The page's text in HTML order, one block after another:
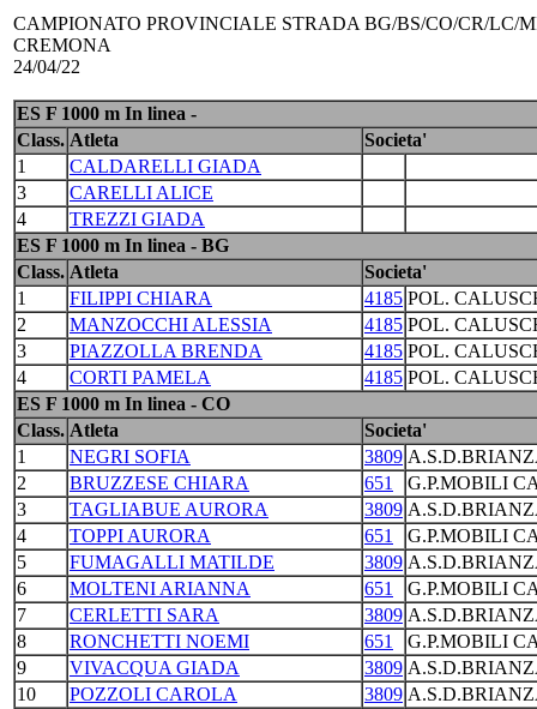
CAMPIONATO PROVINCIALE STRADA BG/BS/CO/CR/LC/
CREMONA
24/04/22
ES F 1000 m In linea -
Class. Atleta
Societa'
1
CALDARELLI GIADA
3
CARELLI ALICE
4
TREZZI GIADA
ES F 1000 m In linea - BG
Class. Atleta
Societa'
1
FILIPPI CHIARA 4185 POL.
2
MANZOCCHI ALESSIA 4185 POL.
3
PIAZZOLLA BRENDA 4185 POL.
4
CORTI PAMELA 4185 POL.
ES F 1000 m In linea - CO
Class. Atleta
Societa'
1
NEGRI SOFIA 3809
2
BRUZZESE CHIARA 651
G.P.MOBILI
3
TAGLIABUE AURORA 3809
4
TOPPI AURORA 651
G.P.MOBILI
5
FUMAGALLI MATILDE 3809
6
MOLTENI ARIANNA 651
G.P.MOBILI
7
CERLETTI SARA 3809
8
RONCHETTI NOEMI 651
G.P.MOBILI
9
VIVACQUA GIADA 3809
10
POZZOLI CAROLA 3809